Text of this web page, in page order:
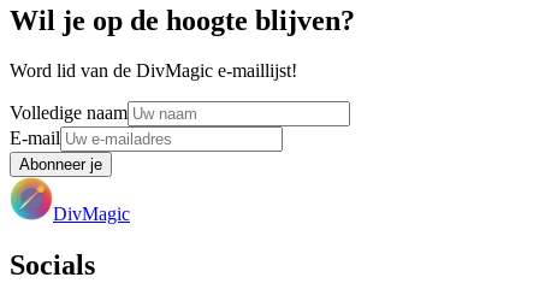
Wil je op de hoogte blijven?
Word lid van de DivMagic e-maillijst!
Volledige naam
E-mail
Abonneer je
DivMagic
Socials